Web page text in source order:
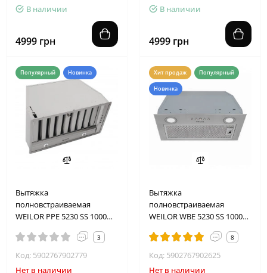
В наличии
4999 грн
В наличии
4999 грн
Популярный Новинка
Вытяжка
полновстраиваемая
WEILOR PPE 5230 SS 1000
3
Код: 5902767902779
Нет в наличии
Хит продаж Популярный
Новинка
Вытяжка
полновстраиваемая
WEILOR WBE 5230 SS 1000
8
Код: 5902767902625
Нет в наличии